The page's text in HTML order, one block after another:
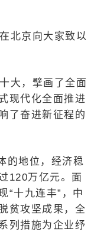
北京向大家致以
大，擘画了全面
现代化全面推进
了奋进新征程的
的地位，经济稳
120万亿元。面
“十九连丰”，中
贫攻坚成果，全
列措施为企业纾